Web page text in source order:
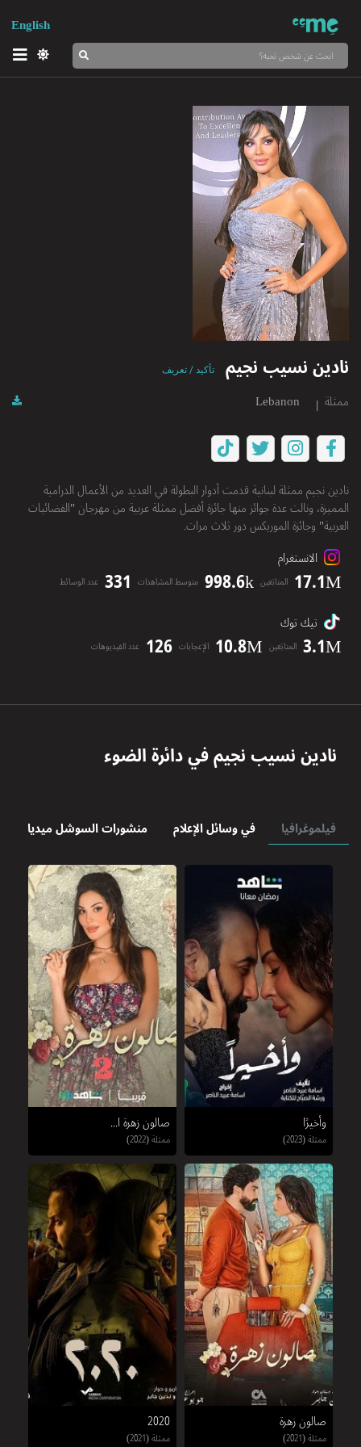
English
نادين نسيب نجيم تأكيد / تعريف
ممثلة Lebanon
نادين نجيم ممثلة لبنانية قدمت أدوار البطولة في العديد من الأعمال الدرامية
المميزة، ونالت عدة جوائز منها جائزة أفضل ممثلة عربية من مهرجان "الفضائيات
العربية" وجائزة الموريكس دور ثلاث مرات.
الانستغرام
17.1M المتابَعين 998.6k متوسط المشاهدات 331 عدد الوسائط
تيك توك
3.1M المتابَعين 10.8M الإعجابات 126 عدد الفيديوهات
نادين نسيب نجيمفي دائرة الضوء
فيلموغرافيا في وسائل الإعلام منشورات السوشل ميديا
وأخيرًا
ممثلة (2023)
صالون زهرة ا...
ممثلة (2022)
صالون زهرة
ممثلة (2021)
2020
ممثلة (2021)